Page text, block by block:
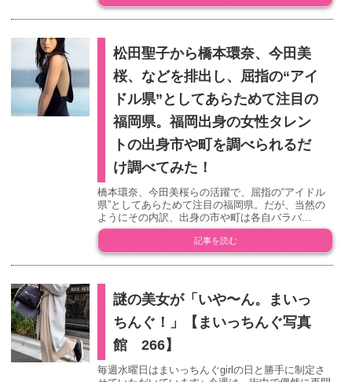
松田聖子から橋本環奈、今田美
桜、などを排出し、屈指の“アイ
ドル県”としてあらためて注目の
福岡県。福岡出身の女性タレン
トの出身市や町を調べられるだ
け調べてみた！
橋本環奈、今田美桜らの活躍で、屈指の“アイドル
県”としてあらためて注目の福岡県。だが、当然の
ようにその内訳、出身の市や町は各自バラバ...
記事を読む
謎の美女が「いや〜ん。まいっ
ちんぐ！」【まいっちんぐ写真
館 266】
毎週水曜日はまいっちんぐgirlの日と勝手に制定さ